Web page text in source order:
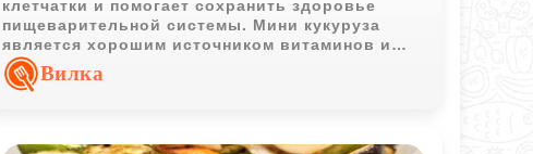
клетчатки и помогает сохранить здоровье
пищеварительной системы. Мини кукуруза
является хорошим источником витаминов и
минералов, таких как витамин С и магний.
Молодая морковь снижает уровень
Вилка